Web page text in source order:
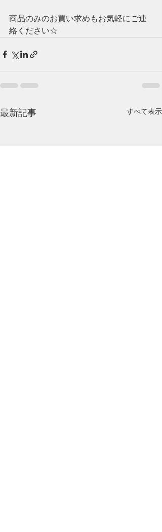
商品のみのお買い求めもお気軽にご連
絡ください☆
最新記事 すべて表示